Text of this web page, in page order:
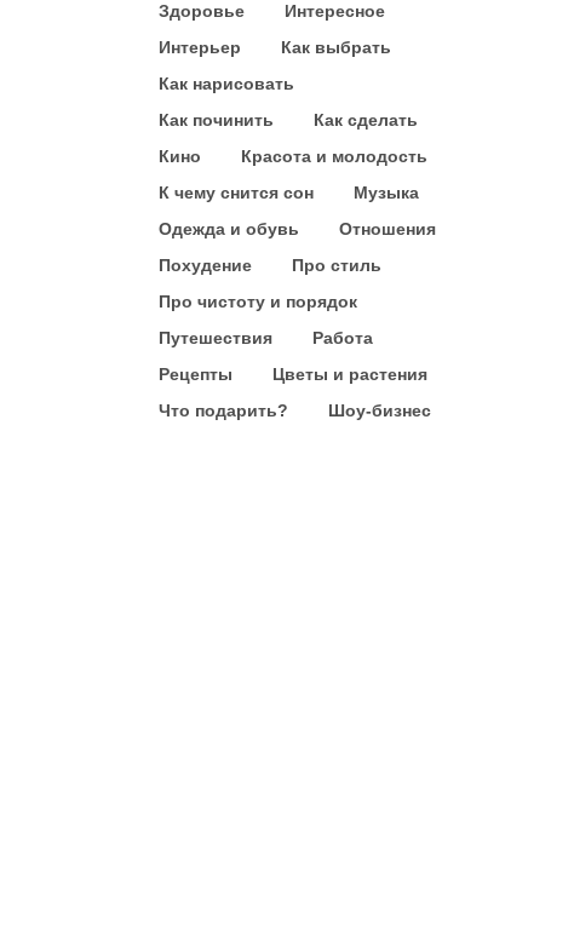
Здоровье
Интересное
Интерьер
Как выбрать
Как нарисовать
Как починить
Как сделать
Кино
Красота и молодость
К чему снится сон
Музыка
Одежда и обувь
Отношения
Похудение
Про стиль
Про чистоту и порядок
Путешествия
Работа
Рецепты
Цветы и растения
Что подарить?
Шоу-бизнес